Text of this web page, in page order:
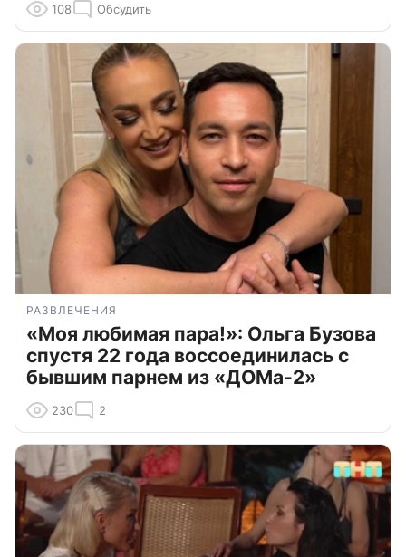
108 Обсудить
РАЗВЛЕЧЕНИЯ
«Моя любимая пара!»: Ольга Бузова
спустя 22 года воссоединилась с
бывшим парнем из «ДОМа-2»
230 2